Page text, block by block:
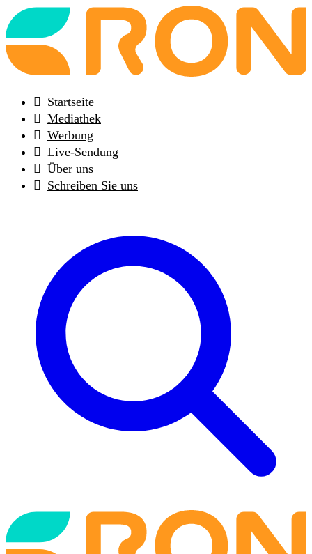
Back
to
frontpage
Startseite
Mediathek
Werbung
Live-Sendung
Über uns
Schreiben Sie uns
Back
to
frontpage